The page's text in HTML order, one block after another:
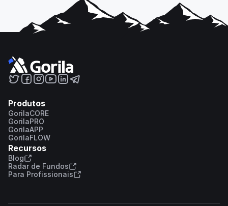
Produtos
GorilaCORE
GorilaPRO
GorilaAPP
GorilaFLOW
Recursos
Blog
Radar de Fundos
Para Profissionais